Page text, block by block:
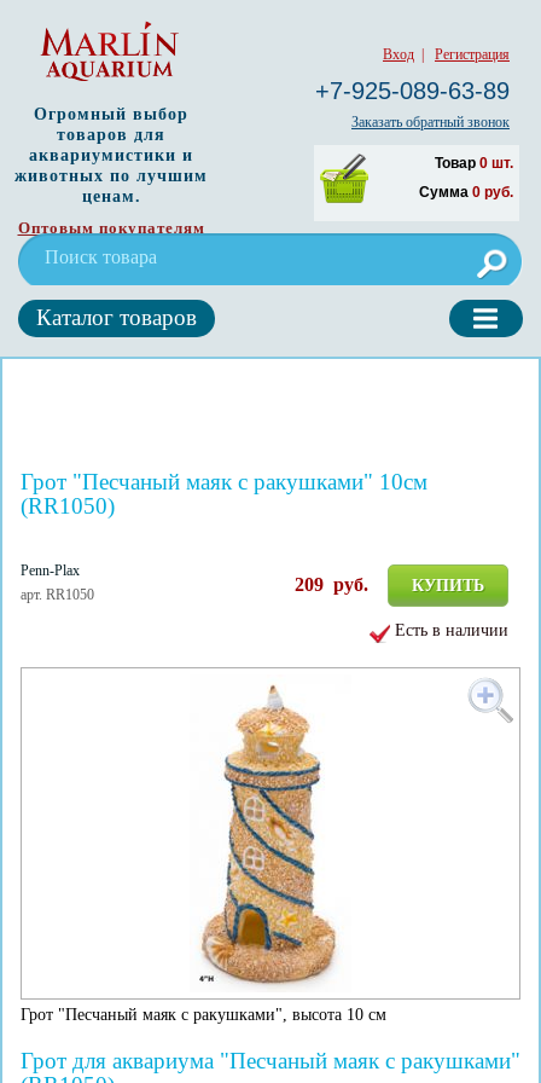
Вход Регистрация
+7-925-089-63-89
Заказать обратный звонок
Товар 0 шт.
Сумма 0 руб.
Огромный выбор
товаров для
аквариумистики и
животных по лучшим
ценам.
Оптовым покупателям
Каталог товаров
Грот "Песчаный маяк с ракушками" 10см
(RR1050)
Penn-Plax
арт. RR1050
КУПИТЬ
209 руб.
Есть в наличии
Грот "Песчаный маяк с ракушками", высота 10 см
Грот для аквариума "Песчаный маяк с ракушками"